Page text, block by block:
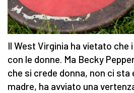
Il West Virginia ha vietato che
con le donne. Ma Becky
che si crede donna, non ci
madre, ha avviato una